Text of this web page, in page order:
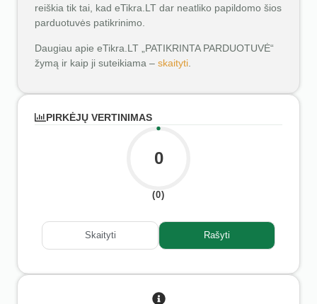
reiškia tik tai, kad eTikra.LT dar neatliko papildomo šios
parduotuvės patikrinimo.
Daugiau apie eTikra.LT „PATIKRINTA PARDUOTUVĖ“
žymą ir kaip ji suteikiama – skaityti
PIRKĖJŲ VERTINIMAS
0
(0)
Skaityti Rašyti